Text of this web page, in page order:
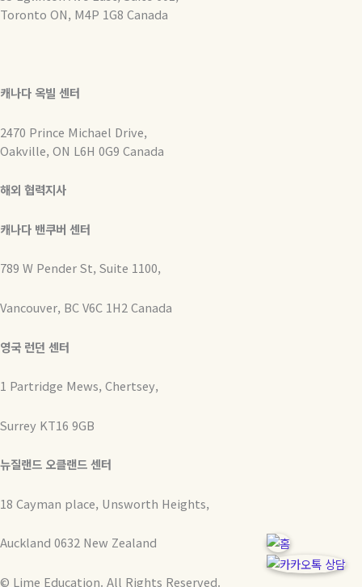
Toronto ON, M4P 1G8 Canada
캐나다 옥빌 센터
2470 Prince Michael Drive,
Oakville, ON L6H 0G9 Canada
해외 협력지사
캐나다 밴쿠버 센터
789 W Pender St, Suite 1100,
Vancouver, BC V6C 1H2 Canada
영국 런던 센터
1 Partridge Mews, Chertsey,
Surrey KT16 9GB
뉴질랜드 오클랜드 센터
18 Cayman place, Unsworth Heights,
Auckland 0632 New Zealand
© Lime Education. All Rights Reserved.